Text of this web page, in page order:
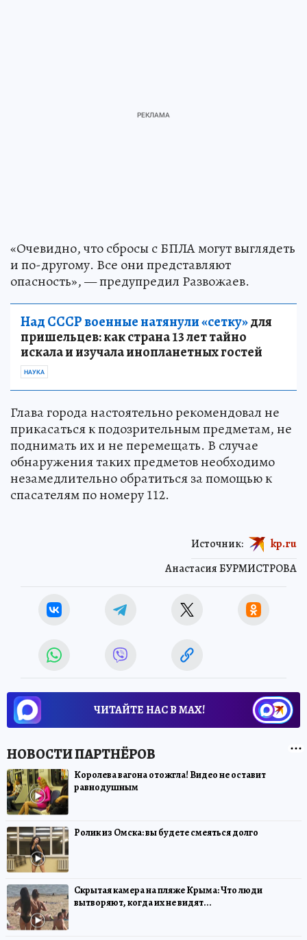
«Очевидно, что сбросы с БПЛА могут выглядеть
и по-другому. Все они представляют
опасность», — предупредил Развожаев.
Над СССР военные натянули «сетку»для
пришельцев: как страна 13 лет тайно
искала и изучала инопланетных гостей
НАУКА
Глава города настоятельно рекомендовал не
прикасаться к подозрительным предметам, не
поднимать их и не перемещать. В случае
обнаружения таких предметов необходимо
незамедлительно обратиться за помощью к
спасателям по номеру 112.
Анастасия БУРМИСТРОВА
Источник: kp.ru
ЧИТАЙТЕ НАС В МАХ!
Королева вагона отожгла! Видео не оставит
равнодушным
Ролик из Омска: вы будете смеяться долго
Скрытая камера на пляже Крыма: Что люди
вытворяют, когда их не видят...